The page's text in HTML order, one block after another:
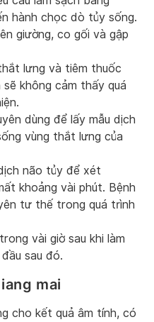
hành chọc dò tủy sống.
giường, co gối và gập
lưng và tiêm thuốc
không cảm thấy quá
dùng để lấy mẫu dịch
vùng thắt lưng của
não tủy để xét
khoảng vài phút. Bệnh
tư thế trong quá trình
vài giờ sau khi làm
sau đó.
mai
cho kết quả âm tính, có